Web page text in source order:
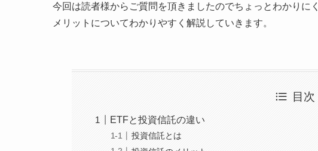
今回は読者様からご質問を頂きましたのでちょっとわかりに
メリットについてわかりやすく解説していきます。
目次
ETFと投資信託の違い
投資信託とは